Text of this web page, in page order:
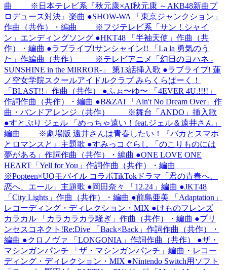
曲 ※日本テレビ系『秋元康×AI秋元康 ～AKB48新曲プ
ロデュース対決』楽曲 ●SHOW-WA 「東京ジャンクション」
作曲（共作）・編曲 ※フジテレビ系「サン！シャイ
ン」エンディングソング ●HKT48 「半袖天使」作曲（共
作）・編曲 ●ラブライブ!サンシャイン!! 「La la 勇気のう
た」作編曲（共作） ※テレビアニメ「幻日のヨハネ -
SUNSHINE in the MIRROR-」 第13話挿入歌 ●ラブライブ! 蓮
ノ空女学院スクールアイドルクラブ みらくらぱーく！
「BLAST!!」作曲（共作） ●ふぉ〜ゆ〜 「4EVER 4U.!!!!」
作詞作曲（共作）・編曲 ●B&ZAI 「Ain't No Dream Over」作
曲・バンドアレンジ（共作） ※舞台「ANDO」挿入歌
●すとぷり ジェル 「めっちゃ遠い！feat.ジェル＆遠井さん」
編曲 ※劇場版 遠井さんは青春したい！『バカとスマホ
とロマンスと』主題歌 ●すみっコぐらし 「のこりものには
夢がある」作詞作曲（共作）・編曲 ●ONE LOVE ONE
HEART「Yell for You」作詞作曲（共作）・編曲
※Popteen×UQモバイル コラボTikTokドラマ「君の青春へ、
恋へ、エール」主題歌 ●岡田奈々 「12.24」編曲 ●JKT48
「City Lights」作曲（共作）・編曲 ●前島亜美 「Adaptation」
レコーディング・ディレクション・MIX ●けものフレンズ
カラカル 「カラカラカラ騒ぎ」作曲（共作）・編曲 ●プリ
ンセスコネクト!Re:Dive 「Back×Back」作詞作曲（共作）・
編曲 ●クロノヴァ 「LONGONIA」作詞作曲（共作） ●ザ・
マシンガンパンチ 「ザ・マシンガンパンチ」編曲・レコー
ディング・ディレクション・MIX ●Nintendo Switch用ソフト